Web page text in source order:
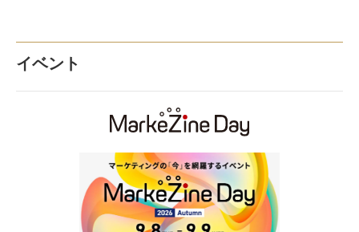
イベント